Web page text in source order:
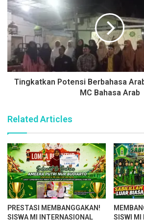
Tingkatkan Potensi Berbahasa
MC Bahasa Arab
Related Articles
PRESTASI MEMBANGGAKAN!
SISWA MI INTERNASIONAL
SISWI MI